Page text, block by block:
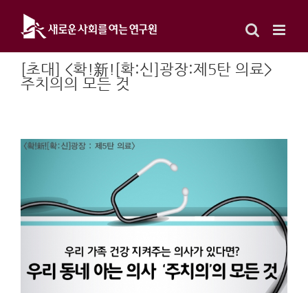
content
[초대] <확!新![확:신]광장:제5탄 의료>
주치의의 모든 것